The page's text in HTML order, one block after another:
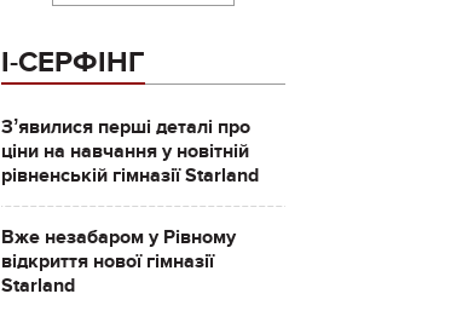
І-СЕРФІНГ
Зʼявилися перші деталі про
ціни на навчання у новітній
рівненській гімназії Starland
Вже незабаром у Рівному
відкриття нової гімназії
Starland